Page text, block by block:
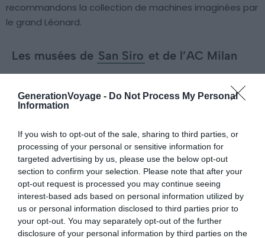
GenerationVoyage - Do Not Process My Personal
Information
If you wish to opt-out of the sale, sharing to third parties, or
processing of your personal or sensitive information for
targeted advertising by us, please use the below opt-out
section to confirm your selection. Please note that after your
opt-out request is processed you may continue seeing
interest-based ads based on personal information utilized by
us or personal information disclosed to third parties prior to
your opt-out. You may separately opt-out of the further
disclosure of your personal information by third parties on the
recommandons la collection de machines imaginées par
le grand Léonard.
Les musées de San Siro et de l’AC Milan